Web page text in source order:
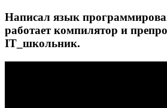
Написал язык
работает компилятор и
IT_школьник.